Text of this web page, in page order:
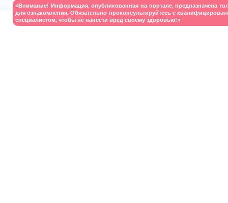
«Внимание! Информация, опубликованная на портале, предназначена
для ознакомления. Обязательно проконсультируйтесь с
специалистом, чтобы не нанести вред своему здоровью!»